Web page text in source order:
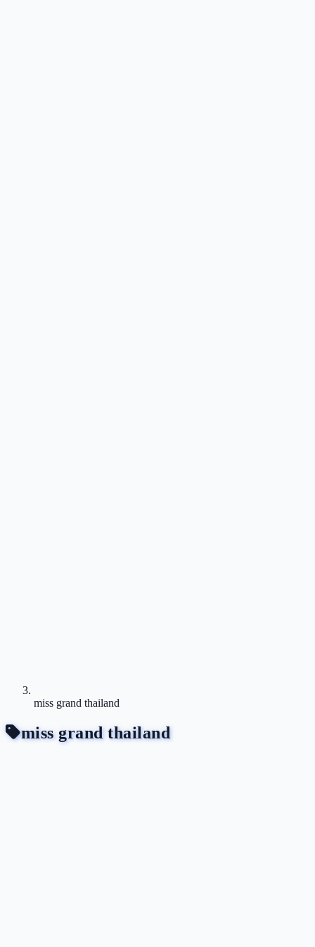
miss grand thailand
miss grand thailand